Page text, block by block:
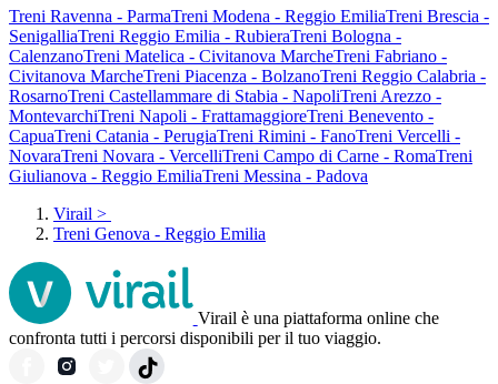
Treni Ravenna - ParmaTreni Modena - Reggio EmiliaTreni Brescia -
SenigalliaTreni Reggio Emilia - RubieraTreni Bologna -
CalenzanoTreni Matelica - Civitanova MarcheTreni Fabriano -
Civitanova MarcheTreni Piacenza - BolzanoTreni Reggio Calabria -
RosarnoTreni Castellammare di Stabia - NapoliTreni Arezzo -
MontevarchiTreni Napoli - FrattamaggioreTreni Benevento -
CapuaTreni Catania - PerugiaTreni Rimini - FanoTreni Vercelli -
NovaraTreni Novara - VercelliTreni Campo di Carne - RomaTreni
Giulianova - Reggio EmiliaTreni Messina - Padova
Virail >
Treni Genova - Reggio Emilia
Virail è una piattaforma online che
confronta tutti i percorsi disponibili per il tuo viaggio.